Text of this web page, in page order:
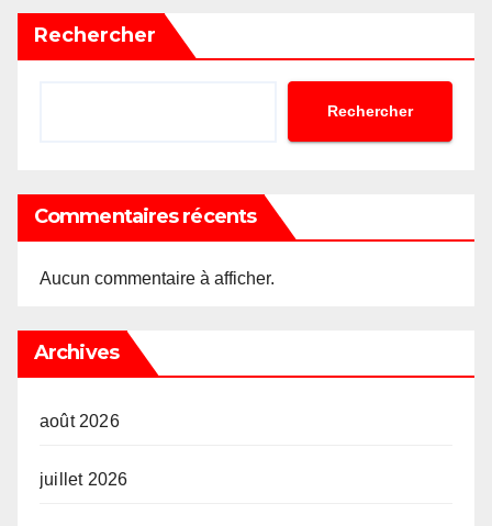
Rechercher
Rechercher
Commentaires récents
Aucun commentaire à afficher.
Archives
août 2026
juillet 2026